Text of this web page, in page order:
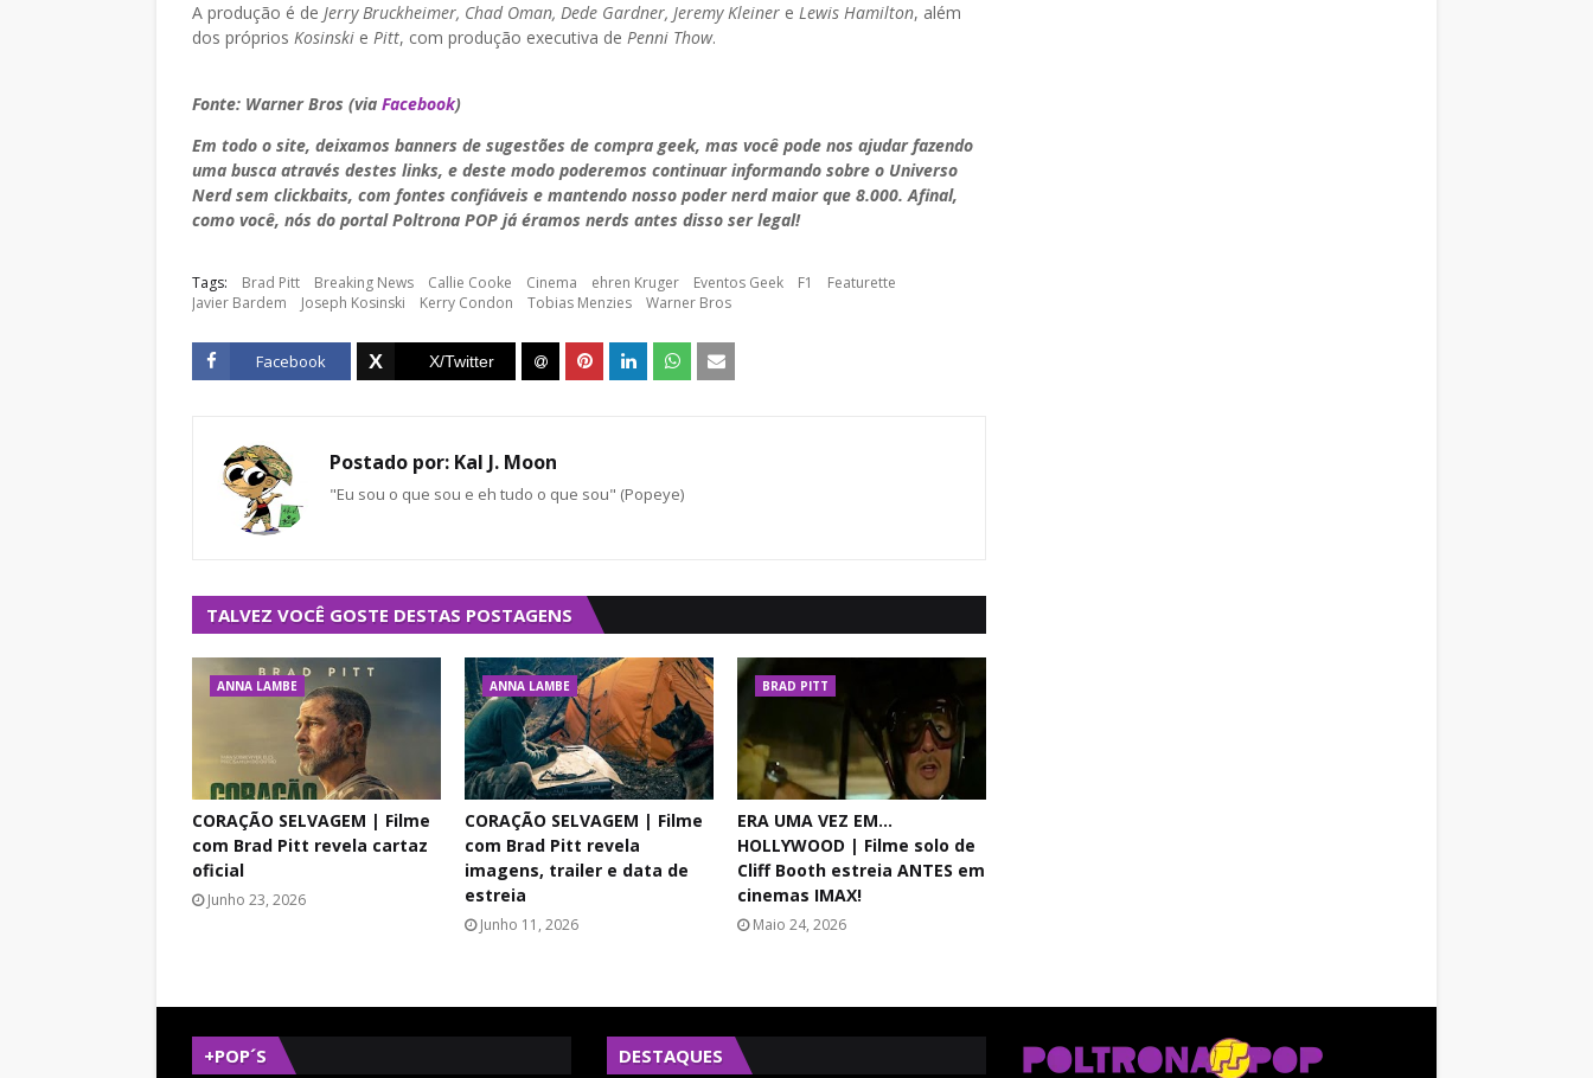
A produção é de Jerry Bruckheimer, Chad Oman, Dede Gardner, Jeremy Kleiner e Lewis Hamilton, além
dos próprios Kosinski e Pitt, com produção executiva de Penni Thow.
Fonte: Warner Bros (via Facebook)
Em todo o site, deixamos banners de sugestões de compra geek, mas você pode nos ajudar fazendo
uma busca através destes links, e deste modo poderemos continuar informando sobre o Universo
Nerd sem clickbaits, com fontes confiáveis e mantendo nosso poder nerd maior que 8.000. Afinal,
como você, nós do portal Poltrona POP já éramos nerds antes disso ser legal!
Tags: Brad Pitt Breaking News Callie Cooke Cinema ehren Kruger Eventos Geek F1
Featurette
Javier Bardem
Joseph Kosinski Kerry Condon Tobias Menzies Warner Bros
Facebook
Postado por: Kal J. Moon
"Eu sou o que sou e eh tudo o que sou" (Popeye)
TALVEZ VOCÊ GOSTE DESTAS POSTAGENS
ANNA LAMBE
CORAÇÃO SELVAGEM | Filme
com Brad Pitt revela cartaz
oficial
Junho 23, 2026
ANNA LAMBE
CORAÇÃO SELVAGEM | Filme
com Brad Pitt revela
imagens, trailer e data de
estreia
Junho 11, 2026
BRAD PITT
ERA UMA VEZ EM...
HOLLYWOOD | Filme solo de
Cliff Booth estreia ANTES em
cinemas IMAX!
Maio 24, 2026
+POP´S DESTAQUES